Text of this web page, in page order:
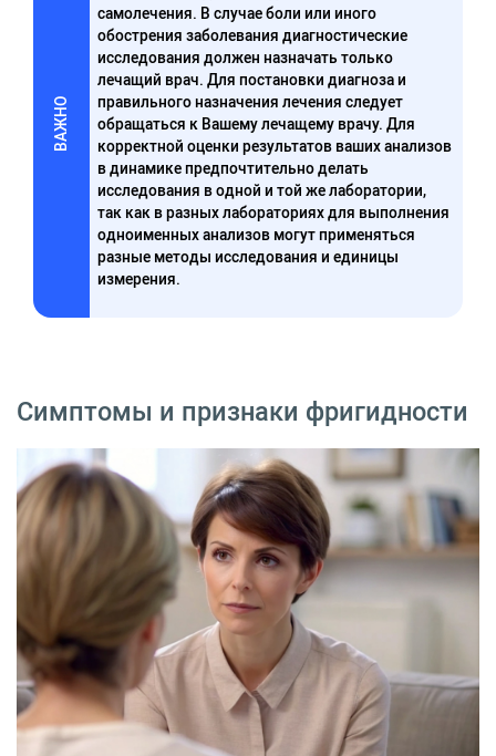
ВАЖНО
самолечения. В случае боли или иного
обострения заболевания диагностические
исследования должен назначать только
лечащий врач. Для постановки диагноза и
правильного назначения лечения следует
обращаться к Вашему лечащему врачу. Для
корректной оценки результатов ваших анализов
в динамике предпочтительно делать
исследования в одной и той же лаборатории,
так как в разных лабораториях для выполнения
одноименных анализов могут применяться
разные методы исследования и единицы
измерения.
Симптомы и признаки фригидности